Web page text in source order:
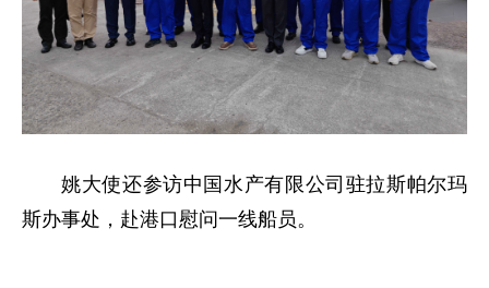
姚大使还参访中国水产有限公司驻拉斯帕尔玛
斯办事处，赴港口慰问一线船员。